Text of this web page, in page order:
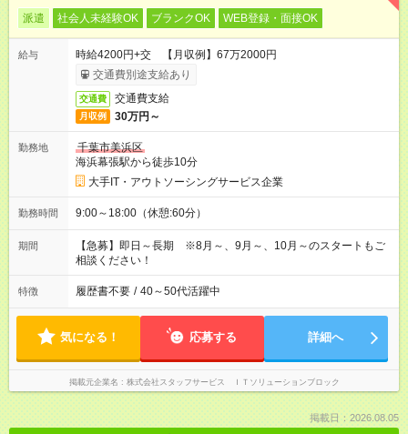
派遣 社会人未経験OK ブランクOK WEB登録・面接OK
給与
時給4200円+交 【月収例】67万2000円
交通費別途支給あり
交通費 交通費支給
月収例 30万円～
勤務地
千葉市美浜区
海浜幕張駅から徒歩10分
大手IT・アウトソーシングサービス企業
勤務時間 9:00～18:00（休憩:60分）
期間
【急募】即日～長期 ※8月～、9月～、10月～のスタートもご
相談ください！
特徴 履歴書不要 / 40～50代活躍中
気になる！ 応募する 詳細へ
掲載元企業名 株式会社スタッフサービス ＩＴソリューションブロック
掲載日：2026.08.05